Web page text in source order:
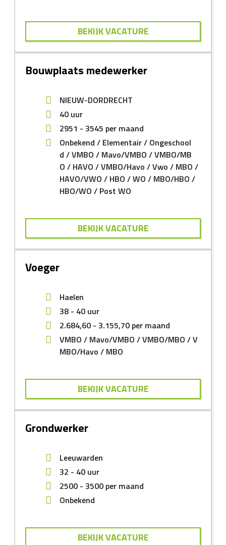
BEKIJK VACATURE
Bouwplaats medewerker
NIEUW-DORDRECHT
40 uur
2951 - 3545 per maand
Onbekend
Elementair
Ongeschool
d
VMBO Mavo/VMBO
VMBO/MB
O
HAVO VMBO/Havo Vwo
MBO
HAVO/VWO
HBO WO
MBO/HBO
HBO/WO
Post WO
BEKIJK VACATURE
Voeger
Haelen
38 - 40 uur
2.684,60 - 3.155,70 per maand
VMBO
Mavo/VMBO VMBO/MBO
V
MBO/Havo
MBO
BEKIJK VACATURE
Grondwerker
Leeuwarden
32 - 40 uur
2500 - 3500 per maand
Onbekend
BEKIJK VACATURE